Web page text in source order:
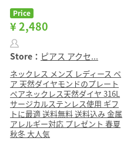
Price
¥ 2,480
Store： ピアス アクセ...
ネックレス メンズ レディース ペ
ア 天然ダイヤモンドのプレート
ペアネックレス天然ダイヤ 316L
サージカルステンレス使用 ギフ
トに最適 送料無料 送料込み 金属
アレルギー対応 プレゼント 春夏
秋冬 大人気